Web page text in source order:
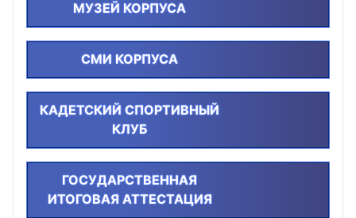
МУЗЕЙ КОРПУСА
СМИ КОРПУСА
КАДЕТСКИЙ СПОРТИВНЫЙ
КЛУБ
ГОСУДАРСТВЕННАЯ
ИТОГОВАЯ АТТЕСТАЦИЯ